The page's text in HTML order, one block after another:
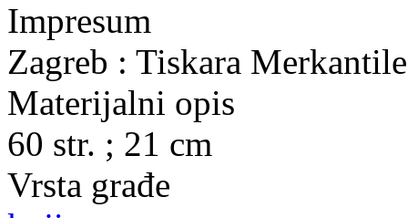
Impresum
Zagreb : Tiskara
Materijalni opis
60 str. ; 21 cm
Vrsta građe